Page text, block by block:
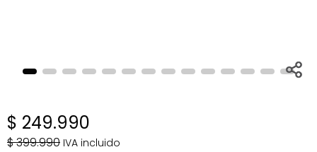
$ 249.990
$399.990 IVA incluido